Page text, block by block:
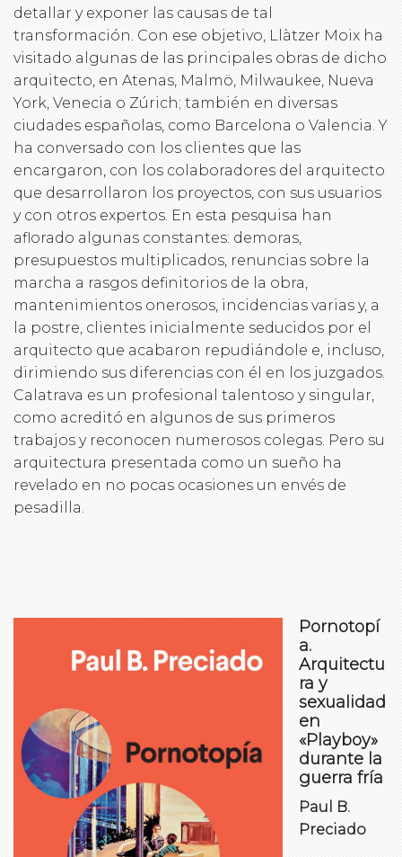
detallar y exponer las causas de tal
transformación. Con ese objetivo, Llàtzer Moix ha
visitado algunas de las principales obras de dicho
arquitecto, en Atenas, Malmö, Milwaukee, Nueva
York, Venecia o Zúrich; también en diversas
ciudades españolas, como Barcelona o Valencia. Y
ha conversado con los clientes que las
encargaron, con los colaboradores del arquitecto
que desarrollaron los proyectos, con sus usuarios
y con otros expertos. En esta pesquisa han
aflorado algunas constantes: demoras,
presupuestos multiplicados, renuncias sobre la
marcha a rasgos definitorios de la obra,
mantenimientos onerosos, incidencias varias y, a
la postre, clientes inicialmente seducidos por el
arquitecto que acabaron repudiándole e, incluso,
dirimiendo sus diferencias con él en los juzgados.
Calatrava es un profesional talentoso y singular,
como acreditó en algunos de sus primeros
trabajos y reconocen numerosos colegas. Pero su
arquitectura presentada como un sueño ha
revelado en no pocas ocasiones un envés de
pesadilla.
Pornotopí
a.
Arquitectu
ra y
sexualidad
en
«Playboy»
durante la
guerra fría
Paul B.
Preciado